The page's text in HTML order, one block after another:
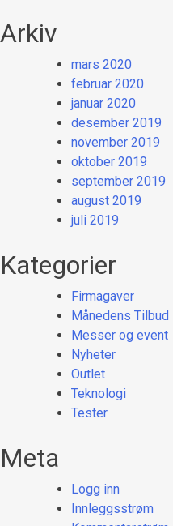
Arkiv
mars 2020
februar 2020
januar 2020
desember 2019
november 2019
oktober 2019
september 2019
august 2019
juli 2019
Kategorier
Firmagaver
Månedens Tilbud
Messer og event
Nyheter
Outlet
Teknologi
Tester
Meta
Logg inn
Innleggsstrøm